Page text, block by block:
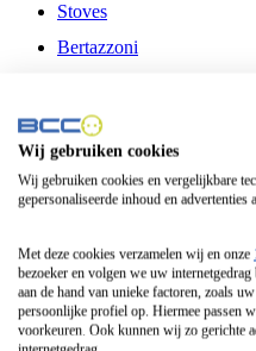
Stoves
Bertazzoni
Fitelli
Airfryer
Frituurpan
Contactgrill
Broodbakmachine
Broodrooster
Wij gebruiken cookies
Wij gebruiken cookies en vergelijkbare
gepersonaliseerde inhoud en advertenties
Met deze cookies verzamelen wij en onze
bezoeker en volgen we uw
aan de hand van unieke factoren, zoals
persoonlijke profiel op. Hiermee passen
voorkeuren. Ook kunnen wij zo gerichte